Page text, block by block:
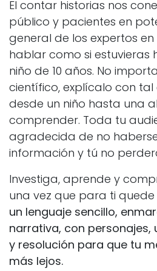
El contar historias nos
público y pacientes en
general de los expertos
hablar como si estuvieras
niño de 10 años. No
científico, explícalo con
desde un niño hasta una
comprender. Toda tu
agradecida de no
información y tú no
Investiga, aprende y
una vez que para ti
un lenguaje sencillo,
narrativa, con personajes,
y resolución para que tu
más lejos.